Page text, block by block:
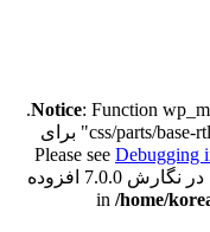
Notice: Function
.
قادر به خواندن کلید "path" با مقدار "/css/parts/base-rtl.css" برای
Debugging
for more information. (این پیام در نگارش 7.0.0 افزوده
/home/